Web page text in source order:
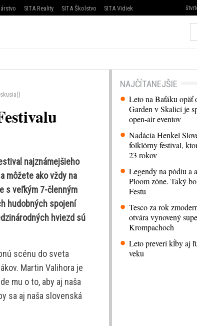
SITA Reality SITA Školstvo SITA Vidiek
)
najznámejšieho
môžete ako vždy na
s veľkým 7-členným
hudobných spojení
hviezd sú
scénu do sveta
Martin Valihora je
mu o to, aby aj naša
sa aj naša slovenská
NAJČÍTANEJŠIE
Leto na Baťáku opäť
Garden v Skalici je
open-air eventov
Nadácia Henkel
folklórny festival,
23 rokov
Legendy na pódiu a
Ploom zóne. Taký
Festu
Tesco za rok
otvára vynovený
Krompachoch
Leto preverí kĺby aj
veku